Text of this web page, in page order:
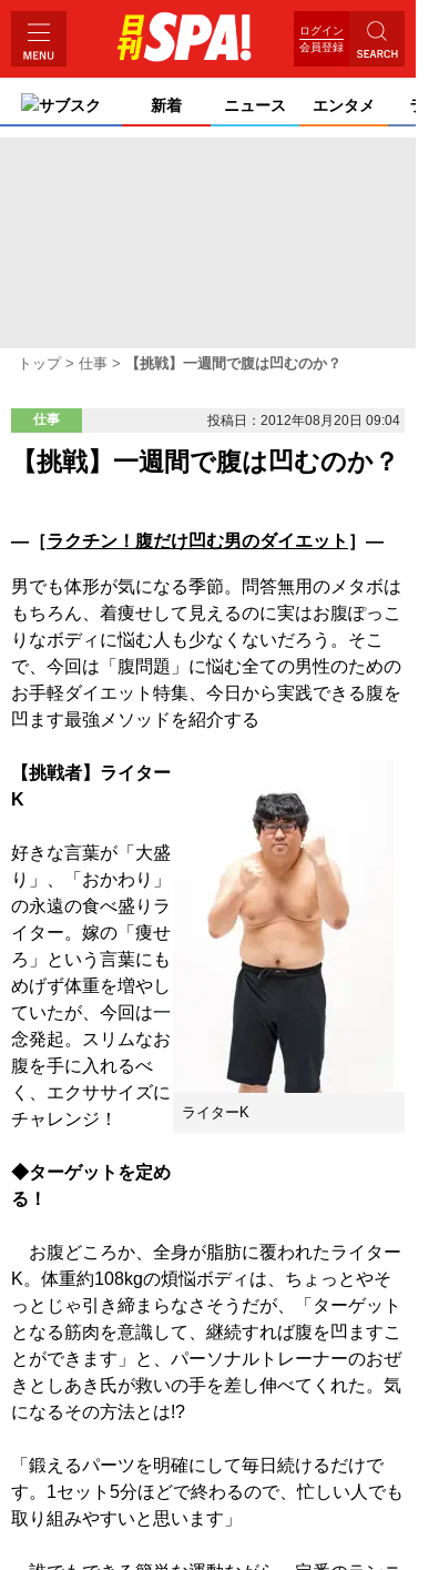
ログイン
会員登録
サブスク 新着 ニュース エンタメ ライ
トップ 仕事 【挑戦】一週間で腹は凹むのか？
仕事 投稿日：2012年08月20日 09:04
【挑戦】一週間で腹は凹むのか？
―［ラクチン！腹だけ凹む男のダイエット ］―
男でも体形が気になる季節。問答無用のメタボは
もちろん、着痩せして見えるのに実はお腹ぽっこ
りなボディに悩む人も少なくないだろう。そこ
で、今回は「腹問題」に悩む全ての男性のための
お手軽ダイエット特集、今日から実践できる腹を
凹ます最強メソッドを紹介する
ライターK
【挑戦者】ライター
K
好きな言葉が「大盛
り」、「おかわり」
の永遠の食べ盛りラ
イター。嫁の「痩せ
ろ」という言葉にも
めげず体重を増やし
ていたが、今回は一
念発起。スリムなお
腹を手に入れるべ
く、エクササイズに
チャレンジ！
◆ターゲットを定め
る！
お腹どころか、全身が脂肪に覆われたライター
K。体重約108kgの煩悩ボディは、ちょっとやそ
っとじゃ引き締まらなさそうだが、「ターゲット
となる筋肉を意識して、継続すれば腹を凹ますこ
とができます」と、パーソナルトレーナーのおぜ
きとしあき氏が救いの手を差し伸べてくれた。気
になるその方法とは!?
「鍛えるパーツを明確にして毎日続けるだけで
す。1セット5分ほどで終わるので、忙しい人でも
取り組みやすいと思います」